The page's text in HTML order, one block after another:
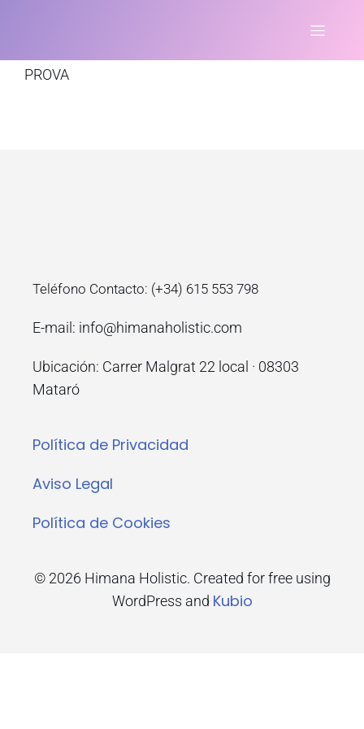
PROVA
Teléfono Contacto: (+34) 615 553 798
E-mail: info@himanaholistic.com
Ubicación: Carrer Malgrat 22 local · 08303
Mataró
Política de Privacidad
Aviso Legal
Política de Cookies
© 2026 Himana Holistic. Created for free using
WordPress and Kubio